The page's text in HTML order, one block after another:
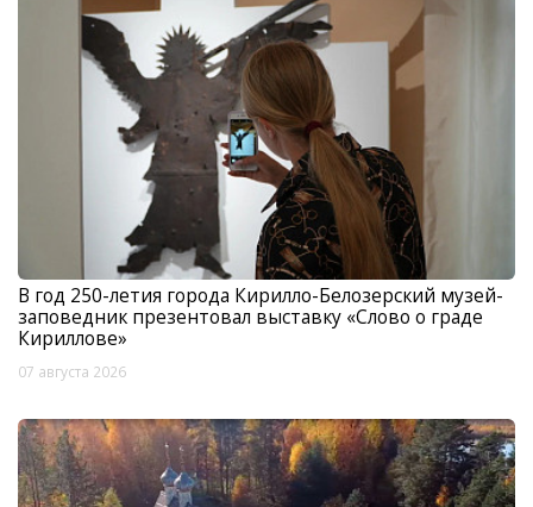
В год 250-летия города Кирилло-Белозерский музей-
заповедник презентовал выставку «Слово о граде
Кириллове»
07 августа 2026